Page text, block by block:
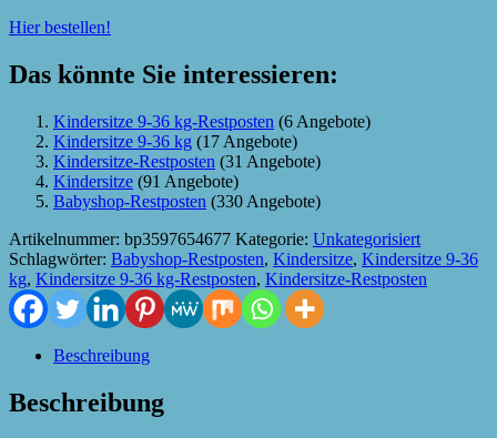
Hier bestellen!
Das könnte Sie interessieren:
Kindersitze 9-36 kg-Restposten (6 Angebote)
Kindersitze 9-36 kg (17 Angebote)
Kindersitze-Restposten (31 Angebote)
Kindersitze (91 Angebote)
Babyshop-Restposten (330 Angebote)
Artikelnummer: bp3597654677 Kategorie: Unkategorisiert
Schlagwörter: Babyshop-Restposten, Kindersitze, Kindersitze 9-36
kg, Kindersitze 9-36 kg-Restposten, Kindersitze-Restposten
Beschreibung
Beschreibung